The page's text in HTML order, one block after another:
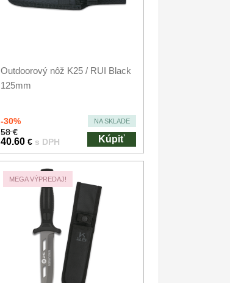
Outdoorový nôž K25 / RUI Black
125mm
-30% NA SKLADE
58 €
40.60 € s DPH Kúpiť
MEGA VÝPREDAJ!